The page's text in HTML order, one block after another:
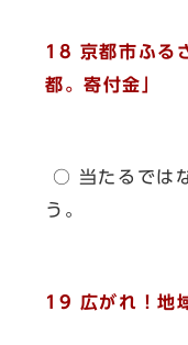
18 京都市ふる
都。寄付金」
○ 当たるでは
う。
19 広がれ！地